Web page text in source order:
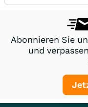
Abonnieren Sie
und